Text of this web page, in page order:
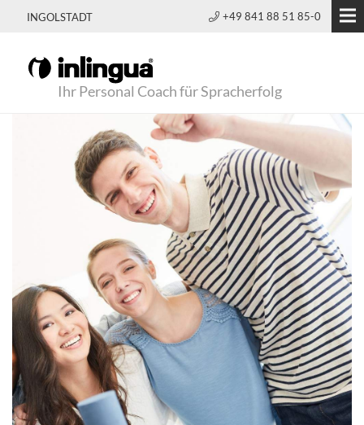
INGOLSTADT +49 841 88 51 85-0
Ihr Personal Coach für Spracherfolg